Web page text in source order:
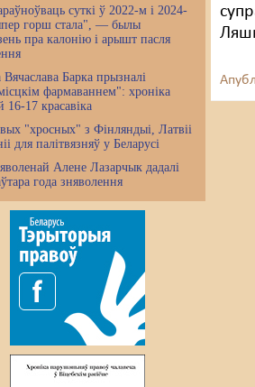
суткі ў 2022-м і 2024-
горш стала", — былы
пра калонію і арышт пасля
Вячаслава Барка прызналі
фармаваннем": хроніка
16-17 красавіка
"хросных" з Фінляндыі, Латвіі
для палітвязняў у Беларусі
Алене Лазарчык дадалі
года зняволення